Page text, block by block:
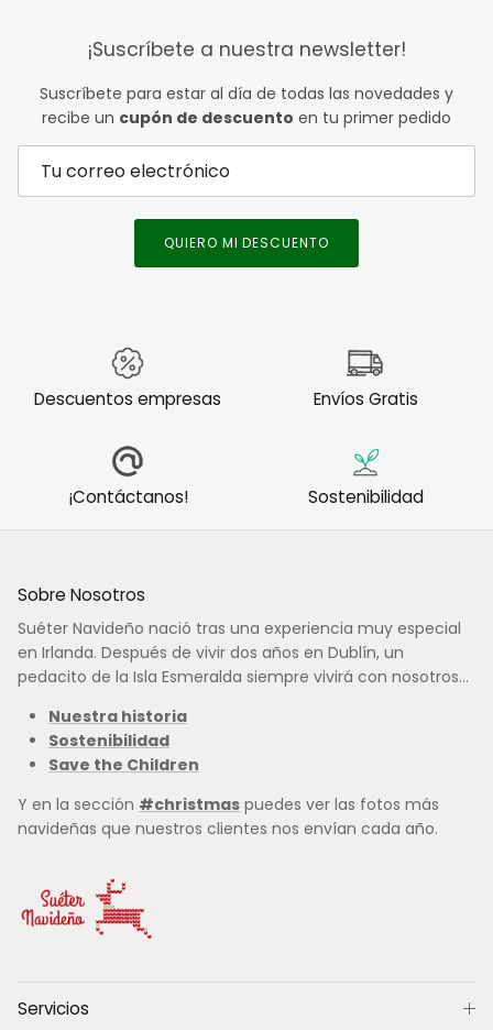
¡Suscríbete a nuestra newsletter!
Suscríbete para estar al día de todas las novedades y
recibe un cupón de descuento en tu primer pedido
QUIERO MI DESCUENTO
Descuentos empresas Envíos Gratis
¡Contáctanos! Sostenibilidad
Sobre Nosotros
Suéter Navideño nació tras una experiencia muy especial
en Irlanda. Después de vivir dos años en Dublín, un
pedacito de la Isla Esmeralda siempre vivirá con nosotros...
Nuestra historia
Sostenibilidad
Save the Children
Y en la sección #christmas puedes ver las fotos más
navideñas que nuestros clientes nos envían cada año.
Servicios